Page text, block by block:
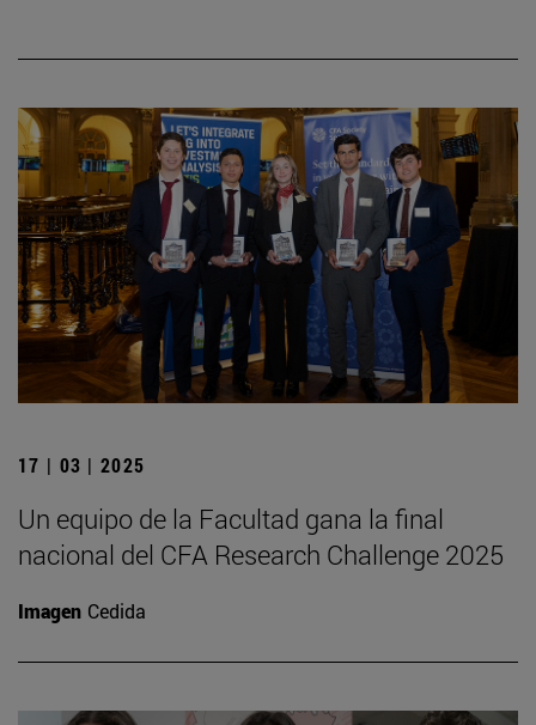
17 | 03 | 2025
Un equipo de la Facultad gana la final
nacional del CFA Research Challenge 2025
Imagen Cedida